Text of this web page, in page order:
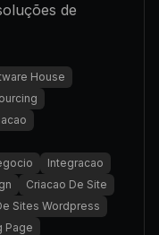
de
House
Integracao
Criacao De Site
Sites Wordpress
Page